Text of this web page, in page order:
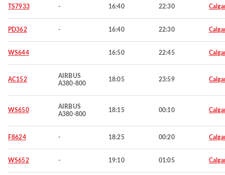
TS7933 - 16:40 22:30
PD362 - 16:40 22:30
WS644 16:50 22:45
AC152
AIRBUS
A380-800
18:05 23:59
WS650
AIRBUS
A380-800
18:15 00:10
F8624 - 18:25 00:20
WS652 - 19:10 01:05